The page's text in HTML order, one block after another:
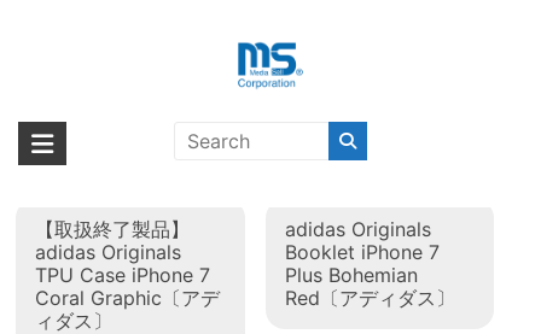
海外輸入ブランド商品｜株式会社
海外事業部が取り揃えている海外輸入商品には、日本では珍しい「海外ブ
ランド」をはじめ「ユニークな商品」「機能的な商品」「コストパフォー
タグ:
adidas Originals 2017春
夏
【取扱終了製品】
adidas Originals
TPU Case iPhone 7
Coral Graphic〔アデ
ィダス〕
adidas Originals
Booklet iPhone 7
Plus Bohemian
Red〔アディダス〕